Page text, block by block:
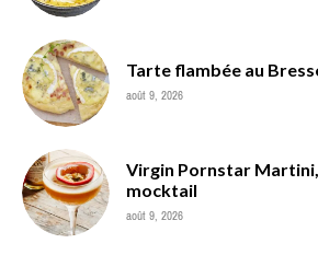
Tarte flambée au
août 9, 2026
Virgin Pornstar
mocktail
août 9, 2026